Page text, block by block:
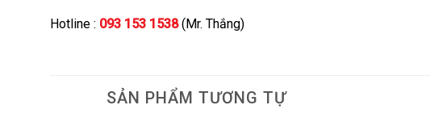
Hotline : 093 153 1538(Mr. Thắng)
SẢN PHẨM TƯƠNG TỰ